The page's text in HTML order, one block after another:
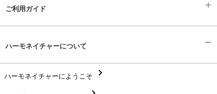
ご利用ガイド
配送と送料chevron_right
ハーモネイチャーについて
ハーモネイチャーにようこそ chevron_right